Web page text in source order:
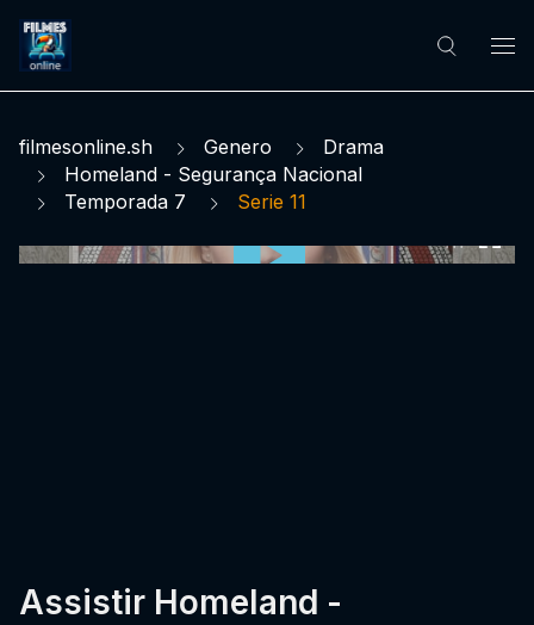
filmesonline.sh Genero
Drama
Homeland - Segurança Nacional
Temporada 7
Serie 11
Assistir Homeland -